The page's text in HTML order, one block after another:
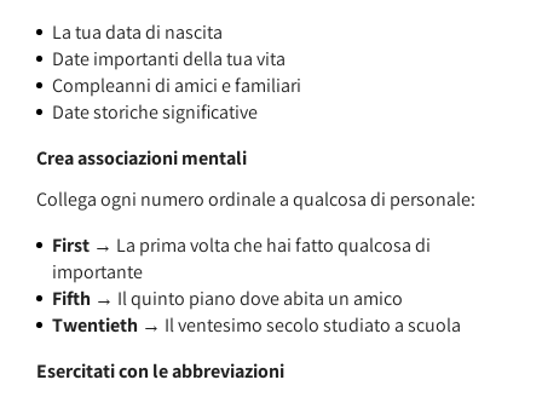
La tua data di nascita
Date importanti della tua vita
Compleanni di amici e familiari
Date storiche significative
Crea associazioni mentali
Collega ogni numero ordinale a qualcosa di personale:
First→ La prima volta che hai fatto qualcosa di
importante
Fifth → Il quinto piano dove abita un amico
Twentieth → Il ventesimo secolo studiato a scuola
Esercitati con le abbreviazioni